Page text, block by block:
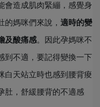
會造成肌肉緊繃，感覺身
的媽咪們來說， 適時的變
及酸痛感。因此孕媽咪不
到不適，要記得變換一下
白天站立時也感到腰背痠
肚，舒緩腰背的不適感